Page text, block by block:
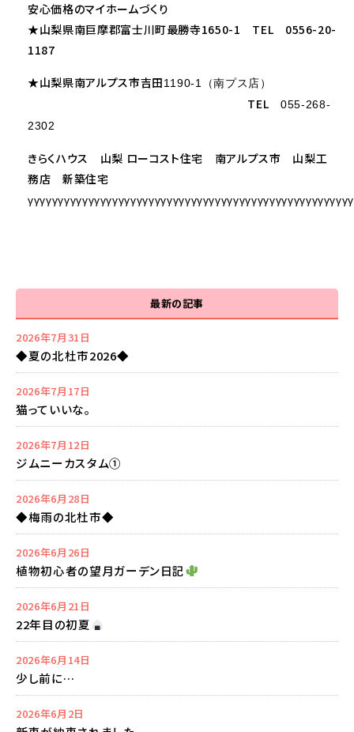
安心価格のマイホームづくり
★山梨県南巨摩郡富士川町最勝寺1650-1 TEL 0556-20-
1187
★山梨県南アルプス市吉田1190-1（南プス店）
TEL
055-268-
2302
きらくハウス 山梨 ローコスト住宅 南アルプス市 山梨工
務店 新築住宅
最新の記事
2026年7月31日
◆夏の北杜市2026◆
2026年7月17日
猫っていいな。
2026年7月12日
ジムニーカスタム①
2026年6月28日
◆梅雨の北杜市◆
2026年6月26日
植物初心者の望月ガーデン日記
2026年6月21日
22年目の初夏
2026年6月14日
少し前に…
2026年6月2日